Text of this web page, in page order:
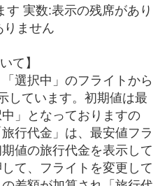
す 実数:表示の残席があり
りません
て】
選択中」のフライトから
しています。初期値は最
」となっておりますの
行代金」は、最安値フラ
値の旅行代金を表示して
て、フライトを変更して